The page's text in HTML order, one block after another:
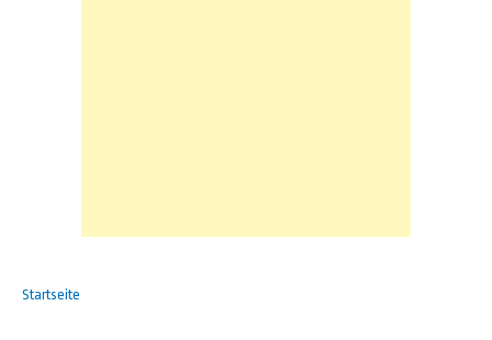
Startseite